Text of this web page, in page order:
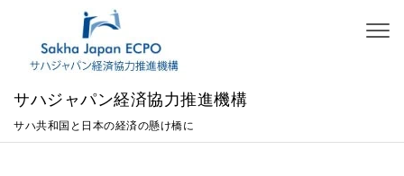
Skip to content
サハジャパン経済協力推進機構
サハ共和国と日本の経済の懸け橋に